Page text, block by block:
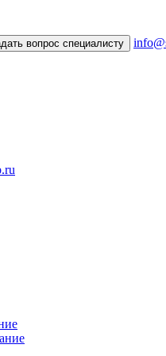
вопрос специалисту